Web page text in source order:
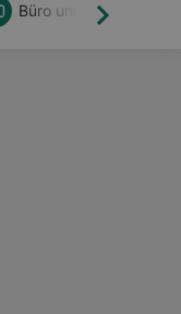
Weiter
Büro und DIY